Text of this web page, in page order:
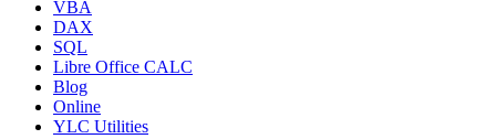
VBA
DAX
SQL
Libre Office CALC
Blog
Online
YLC Utilities